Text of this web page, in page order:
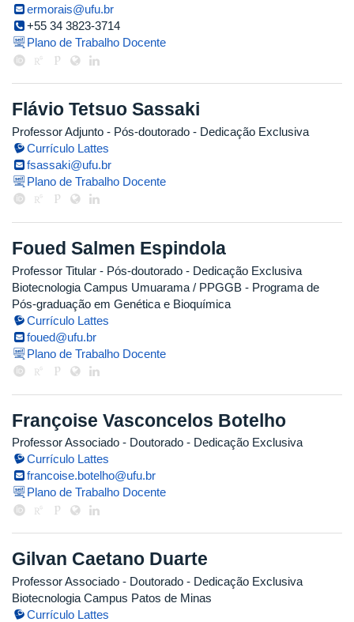
ermorais@ufu.br
+55 34 3823-3714
Plano de Trabalho Docente
Flávio Tetsuo Sassaki
Professor Adjunto - Pós-doutorado - Dedicação Exclusiva
Currículo Lattes
fsassaki@ufu.br
Plano de Trabalho Docente
Foued Salmen Espindola
Professor Titular - Pós-doutorado - Dedicação Exclusiva
Biotecnologia Campus Umuarama / PPGGB - Programa de
Pós-graduação em Genética e Bioquímica
Currículo Lattes
foued@ufu.br
Plano de Trabalho Docente
Françoise Vasconcelos Botelho
Professor Associado - Doutorado - Dedicação Exclusiva
Currículo Lattes
francoise.botelho@ufu.br
Plano de Trabalho Docente
Gilvan Caetano Duarte
Professor Associado - Doutorado - Dedicação Exclusiva
Biotecnologia Campus Patos de Minas
Currículo Lattes